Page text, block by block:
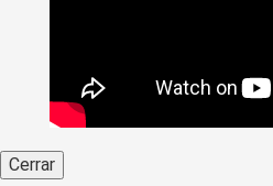
Cerrar